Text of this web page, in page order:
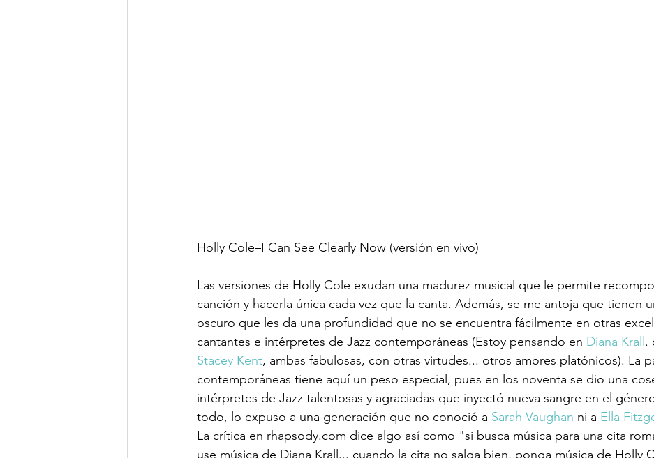
Holly Cole–I Can See Clearly Now (versión en vivo)
Las versiones de Holly Cole exudan una madurez musical que le permite
canción y hacerla única cada vez que la canta. Además, se me antoja que tienen
oscuro que les da una profundidad que no se encuentra fácilmente en otras
cantantes e intérpretes de Jazz contemporáneas (Estoy pensando en Diana Krall .
Stacey Kent, ambas fabulosas, con otras virtudes... otros amores platónicos). La
contemporáneas tiene aquí un peso especial, pues en los noventa se dio una
intérpretes de Jazz talentosas y agraciadas que inyectó nueva sangre en el
todo, lo expuso a una generación que no conoció a Sarah Vaughan ni a Ella
La crítica en rhapsody.com dice algo así como "si busca música para una cita
use música de Diana Krall... cuando la cita no salga bien, ponga música de Holly